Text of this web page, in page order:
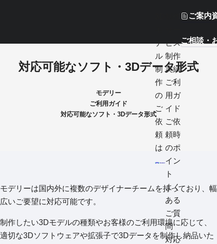
デ
ル
制
作
の
ご
依
頼
は
ビス
制作
実績
ご利
用ガ
イド
ご依
頼時
のポ
イン
ト
よく
ある
ご質
問
対応
ご案内
ご相談・
対応可能なソフト・3Dデータ形式
モデリー
ご利用ガイド
対応可能なソフト・3Dデータ形式
モデリーは国内外に複数のデザイナーチームを持っており、幅
広いご要望に対応可能です。
制作したい3Dモデルの種類やお客様のご利用環境に応じて、
適切な3Dソフトウェアや拡張子で3Dデータを制作し納品いた